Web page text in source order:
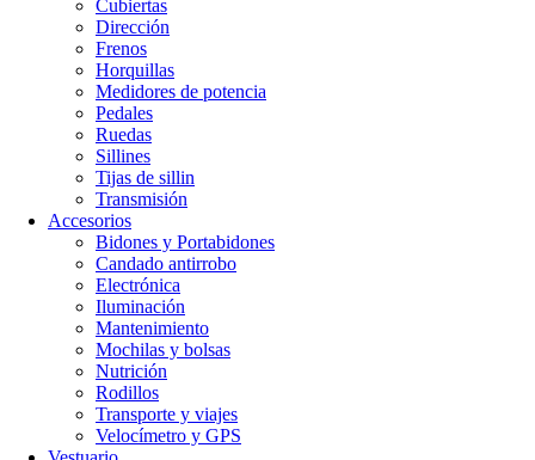
Cubiertas
Dirección
Frenos
Horquillas
Medidores de potencia
Pedales
Ruedas
Sillines
Tijas de sillin
Transmisión
Accesorios
Bidones y Portabidones
Candado antirrobo
Electrónica
Iluminación
Mantenimiento
Mochilas y bolsas
Nutrición
Rodillos
Transporte y viajes
Velocímetro y GPS